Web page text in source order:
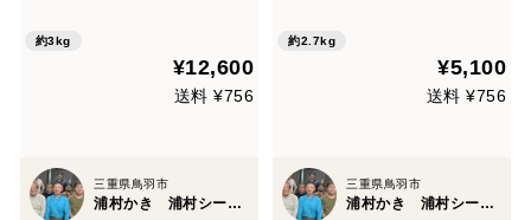
蠣 歳暮 熨斗 母の日父の日
【母の日ギフト】【生で食べ
約3kg
¥12,600
送料 ¥756
三重県鳥羽市
浦村かき 浦村シーファーム
～6人前） BBQに牡蠣！
【父の日ギフト】【生で食べ
約2.7kg
¥5,100
送料 ¥756
三重県鳥羽市
浦村かき 浦村シーファーム